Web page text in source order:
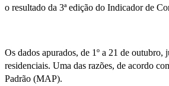
o resultado da 3ª edição do Indicador de
Os dados apurados, de 1º a 21 de outubro,
residenciais. Uma das razões, de acordo
Padrão (MAP).